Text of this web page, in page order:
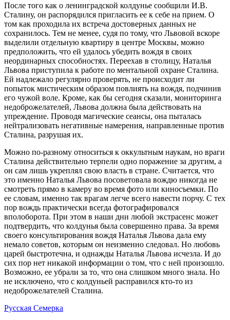
После того как о ленинградской колдунье сообщили И.В.
Сталину, он распорядился пригласить ее к себе на прием. О
том как проходила их встреча достоверных данных не
сохранилось. Тем не менее, судя по тому, что Львовой вскоре
выделили отдельную квартиру в центре Москвы, можно
предположить, что ей удалось убедить вождя в своих
неординарных способностях. Переехав в столицу, Наталья
Львова приступила к работе по ментальной охране Сталина.
Ей надлежало регулярно проверять, не происходит ли
попыток мистическим образом повлиять на вождя, подчинив
его чужой воле. Кроме, как бы сегодня сказали, мониторинга
недоброжелателей, Львова должна была действовать на
упреждение. Проводя магические сеансы, она пыталась
нейтрализовать негативные намерения, направленные против
Сталина, разрушая их.
Можно по-разному относиться к оккультным наукам, но враги
Сталина действительно терпели одно поражение за другим, а
он сам лишь укреплял свою власть в стране. Считается, что
это именно Наталья Львова посоветовала вождю никогда не
смотреть прямо в камеру во время фото или киносъемки. По
ее словам, именно так врагам легче всего навести порчу. С тех
пор вождь практически всегда фотографировался
вполоборота. При этом в наши дни любой экстрасенс может
подтвердить, что колдунья была совершенно права. За время
своего консультирования вождя Наталья Львова дала ему
немало советов, которым он неизменно следовал. Но любовь
царей быстротечна, и однажды Наталья Львова исчезла. И до
сих пор нет никакой информации о том, что с ней произошло.
Возможно, ее убрали за то, что она слишком много знала. Но
не исключено, что с колдуньей расправился кто-то из
недоброжелателей Сталина.
Русская Семерка